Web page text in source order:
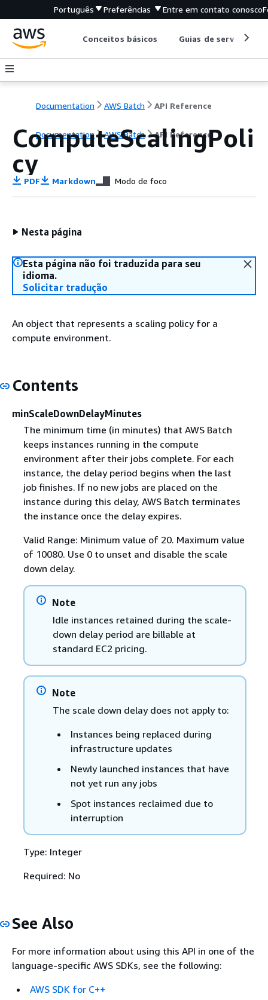
Português Preferências Entre em contato conosco
Conceitos básicos Guias de serviço
Documentation AWS Batch API Reference
Documentation AWS Batch API Reference
ComputeScalingPoli
cy
PDF Markdown Modo de foco
Nesta página
Esta página não foi traduzida para seu
idioma.
Solicitar tradução
An object that represents a scaling policy for a
compute environment.
Contents
minScaleDownDelayMinutes
The minimum time (in minutes) that AWS Batch
keeps instances running in the compute
environment after their jobs complete. For each
instance, the delay period begins when the last
job finishes. If no new jobs are placed on the
instance during this delay, AWS Batch terminates
the instance once the delay expires.
Valid Range: Minimum value of 20. Maximum value
of 10080. Use 0 to unset and disable the scale
down delay.
Note
Idle instances retained during the scale-
down delay period are billable at
standard EC2 pricing.
Note
The scale down delay does not apply to:
Instances being replaced during
infrastructure updates
Newly launched instances that have
not yet run any jobs
Spot instances reclaimed due to
interruption
Type: Integer
Required: No
See Also
For more information about using this API in one of the
language-specific AWS SDKs, see the following:
AWS SDK for C++